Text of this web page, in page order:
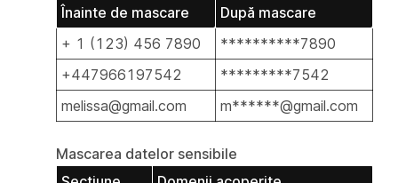
Înainte de mascare
După mascare
+ 1 (123) 456 7890
**********7890
+447966197542
*********7542
melissa@gmail.com
m******@gmail.com
Mascarea datelor sensibile